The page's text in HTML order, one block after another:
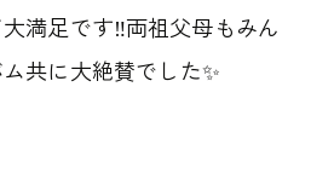
満足です‼️両祖父母もみん
共に大絶賛でした✨